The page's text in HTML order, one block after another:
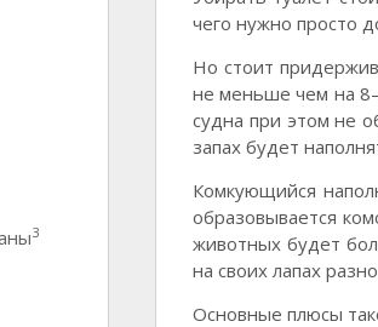
чего нужно просто
Но стоит
не меньше чем на
судна при этом не
запах будет
Комкующийся
образовывается
животных будет
на своих лапах
Основные плюсы
3